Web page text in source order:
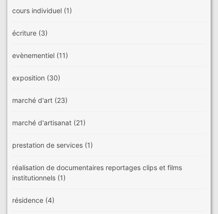
cours individuel (1)
écriture (3)
evènementiel (11)
exposition (30)
marché d'art (23)
marché d'artisanat (21)
prestation de services (1)
réalisation de documentaires reportages clips et films
institutionnels (1)
résidence (4)